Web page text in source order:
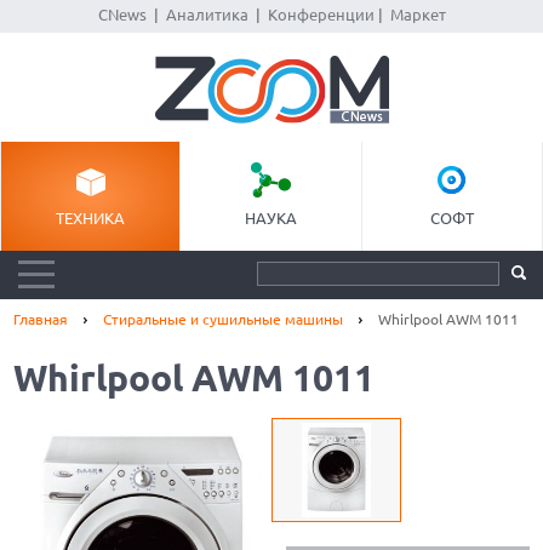
CNews| Аналитика Конференции Маркет
ТЕХНИКА НАУКА СОФТ
Главная Стиральные и сушильные машины Whirlpool AWM 1011
Whirlpool AWM 1011